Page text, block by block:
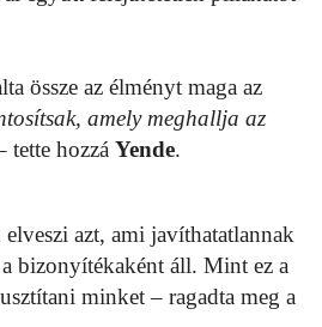
össze az élményt maga az
amely meghallja az
tette hozzá Yende.
azt, ami javíthatatlannak
bizonyítékaként áll. Mint ez a
minket – ragadta meg a